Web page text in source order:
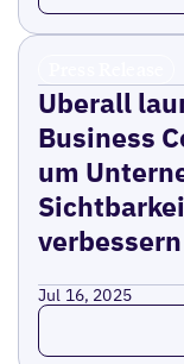
Uberall
Business
um
verbessern
Jul 16, 2025
Read more